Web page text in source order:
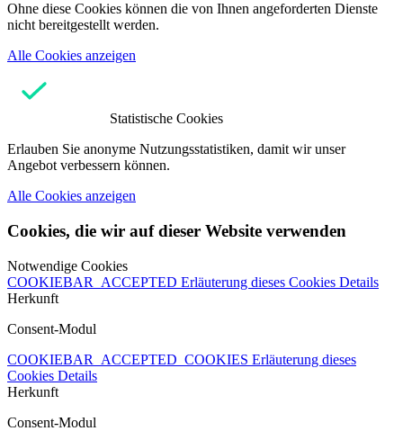
Ohne diese Cookies können die von Ihnen angeforderten Dienste
nicht bereitgestellt werden.
Alle Cookies anzeigen
Statistische Cookies
Erlauben Sie anonyme Nutzungsstatistiken, damit wir unser
Angebot verbessern können.
Alle Cookies anzeigen
Cookies, die wir auf dieser Website verwenden
Notwendige Cookies
COOKIEBAR_ACCEPTED Erläuterung dieses Cookies Details
Herkunft
Consent-Modul
COOKIEBAR_ACCEPTED_COOKIES Erläuterung dieses
Cookies Details
Herkunft
Consent-Modul